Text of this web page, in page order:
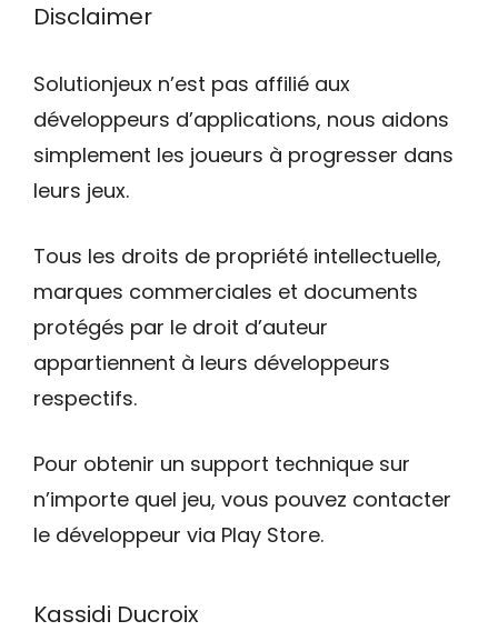
Disclaimer
Solutionjeux n’est pas affilié aux
développeurs d’applications, nous aidons
simplement les joueurs à progresser dans
leurs jeux.
Tous les droits de propriété intellectuelle,
marques commerciales et documents
protégés par le droit d’auteur
appartiennent à leurs développeurs
respectifs.
Pour obtenir un support technique sur
n’importe quel jeu, vous pouvez contacter
le développeur via Play Store.
Kassidi Ducroix